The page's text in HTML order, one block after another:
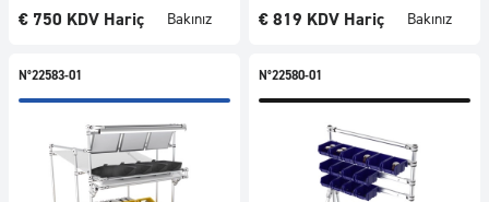
€ 750 KDV Hariç Bakınız € 819 KDV Hariç Bakınız
N°22583-01 N°22580-01